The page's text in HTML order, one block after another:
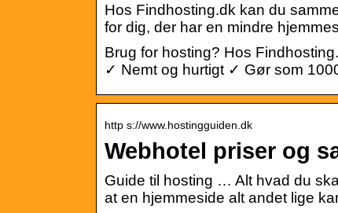
Hos Findhosting.dk kan du
for dig, der har en mindre
Brug for hosting? Hos
✓ Nemt og hurtigt ✓ Gør som
http s://www.hostingguiden.dk
Webhotel priser og
Guide til hosting … Alt hvad du
at en hjemmeside alt andet lige